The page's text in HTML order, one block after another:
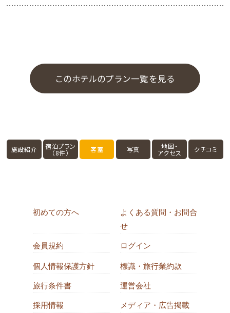
◆快眠をお届けするために、上質綿を使ったベッドリネン
このホテルのプラン一覧を見る
施設紹介 宿泊プラン
（8件） 客室 写真 地図・
アクセス クチコミ
初めての方へ
よくある質問・お問合
せ
会員規約 ログイン
個人情報保護方針 標識・旅行業約款
旅行条件書 運営会社
採用情報 メディア・広告掲載